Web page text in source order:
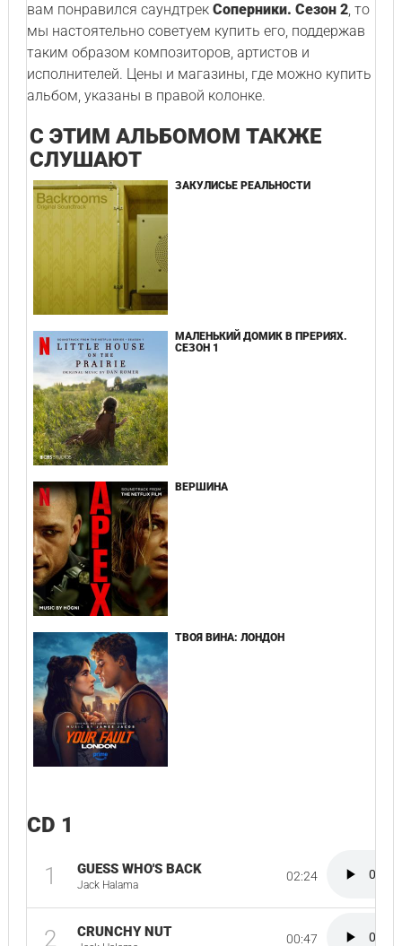
вам понравился саундтрек Соперники. Сезон 2, то
мы настоятельно советуем купить его, поддержав
таким образом композиторов, артистов и
исполнителей. Цены и магазины, где можно купить
альбом, указаны в правой колонке.
С ЭТИМ АЛЬБОМОМ ТАКЖЕ
СЛУШАЮТ
ЗАКУЛИСЬЕ РЕАЛЬНОСТИ
МАЛЕНЬКИЙ ДОМИК В ПРЕРИЯХ.
СЕЗОН 1
ВЕРШИНА
ТВОЯ ВИНА: ЛОНДОН
CD 1
1 GUESS WHO'S BACK
Jack Halama
02:24
2 CRUNCHY NUT 00:47